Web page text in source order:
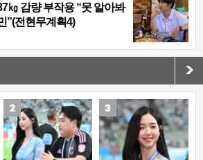
㎏ 감량 부작용 “못 알아봐
”(전현무계획4)